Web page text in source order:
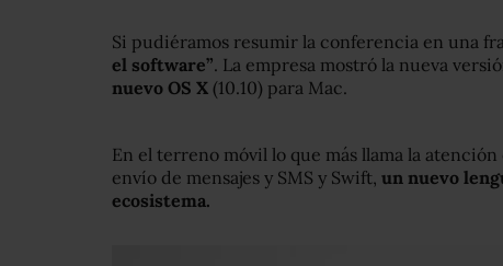
Si pudiéramos resumir la conferencia en una
el software”. La empresa mostró la nueva
nuevo OS X (10.10) para Mac.
En el terreno móvil lo que más llama la
envío de mensajes y SMS y Swift, un nuevo
ecosistema.